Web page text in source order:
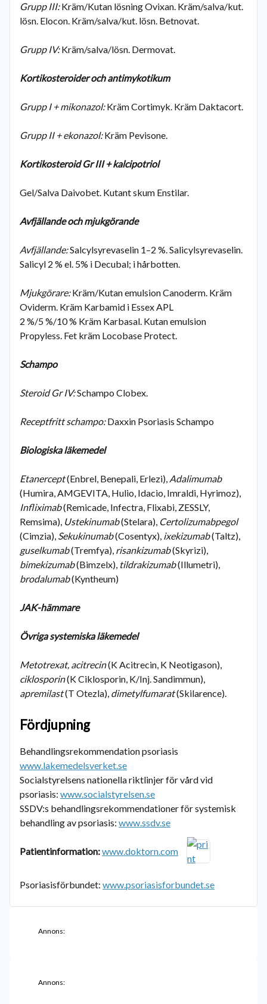
Grupp III:Kräm/Kutan lösning Ovixan. Kräm/salva/kut.
lösn. Elocon. Kräm/salva/kut. lösn. Betnovat.
Grupp IV:Kräm/salva/lösn. Dermovat.
Kortikosteroider och antimykotikum
Grupp I + mikonazol:Kräm Cortimyk. Kräm Daktacort.
Grupp II + ekonazol:Kräm Pevisone.
Kortikosteroid Gr III + kalcipotriol
Gel/Salva Daivobet. Kutant skum Enstilar.
Avfjällande och mjukgörande
Avfjällande:Salcylsyrevaselin 1–2 %. Salicylsyrevaselin.
Salicyl 2 % el. 5% i Decubal; i hårbotten.
Mjukgörare:Kräm/Kutan emulsion Canoderm. Kräm
Oviderm. Kräm Karbamid i Essex APL
2 %/5 %/10 % Kräm Karbasal. Kutan emulsion
Propyless. Fet kräm Locobase Protect.
Schampo
Steroid Gr IV:Schampo Clobex.
Receptfritt schampo:Daxxin Psoriasis Schampo
Biologiska läkemedel
Etanercept(Enbrel, Benepali, Erlezi), Adalimumab
(Humira, AMGEVITA, Hulio, Idacio, Imraldi, Hyrimoz),
Infliximab(Remicade, Infectra, Flixabi, ZESSLY,
Remsima), Ustekinumab(Stelara), Certolizumabpegol
(Cimzia), Sekukinumab(Cosentyx), ixekizumab(Taltz),
guselkumab(Tremfya), risankizumab(Skyrizi),
bimekizumab(Bimzelx), tildrakizumab(Illumetri),
brodalumab(Kyntheum)
JAK-hämmare
Övriga systemiska läkemedel
Metotrexat, acitrecin(K Acitrecin, K Neotigason),
ciklosporin(K Ciklosporin, K/Inj. Sandimmun),
apremilast(T Otezla), dimetylfumarat(Skilarence).
Fördjupning
Behandlingsrekommendation psoriasis
www.lakemedelsverket.se
Socialstyrelsens nationella riktlinjer för vård vid
psoriasis: www.socialstyrelsen.se
SSDV:s behandlingsrekommendationer för systemisk
behandling av psoriasis: www.ssdv.se
Patientinformation:www.doktorn.com
Psoriasisförbundet: www.psoriasisforbundet.se
Annons:
Annons: